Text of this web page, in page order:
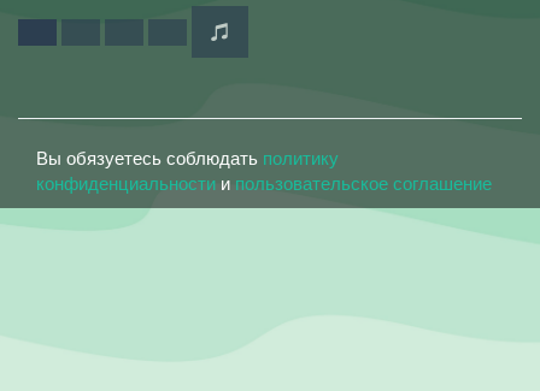
Вы обязуетесь соблюдать политику
конфиденциальности и пользовательское соглашение